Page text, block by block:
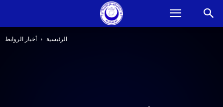
الرئيسية أخبار الروابط